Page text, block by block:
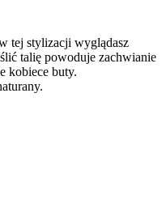
tej stylizacji wyglądasz
talię powoduje zachwianie
kobiece buty.